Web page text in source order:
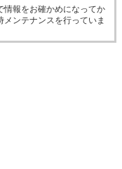
情報をお確かめになってか
ンテナンスを行っていま